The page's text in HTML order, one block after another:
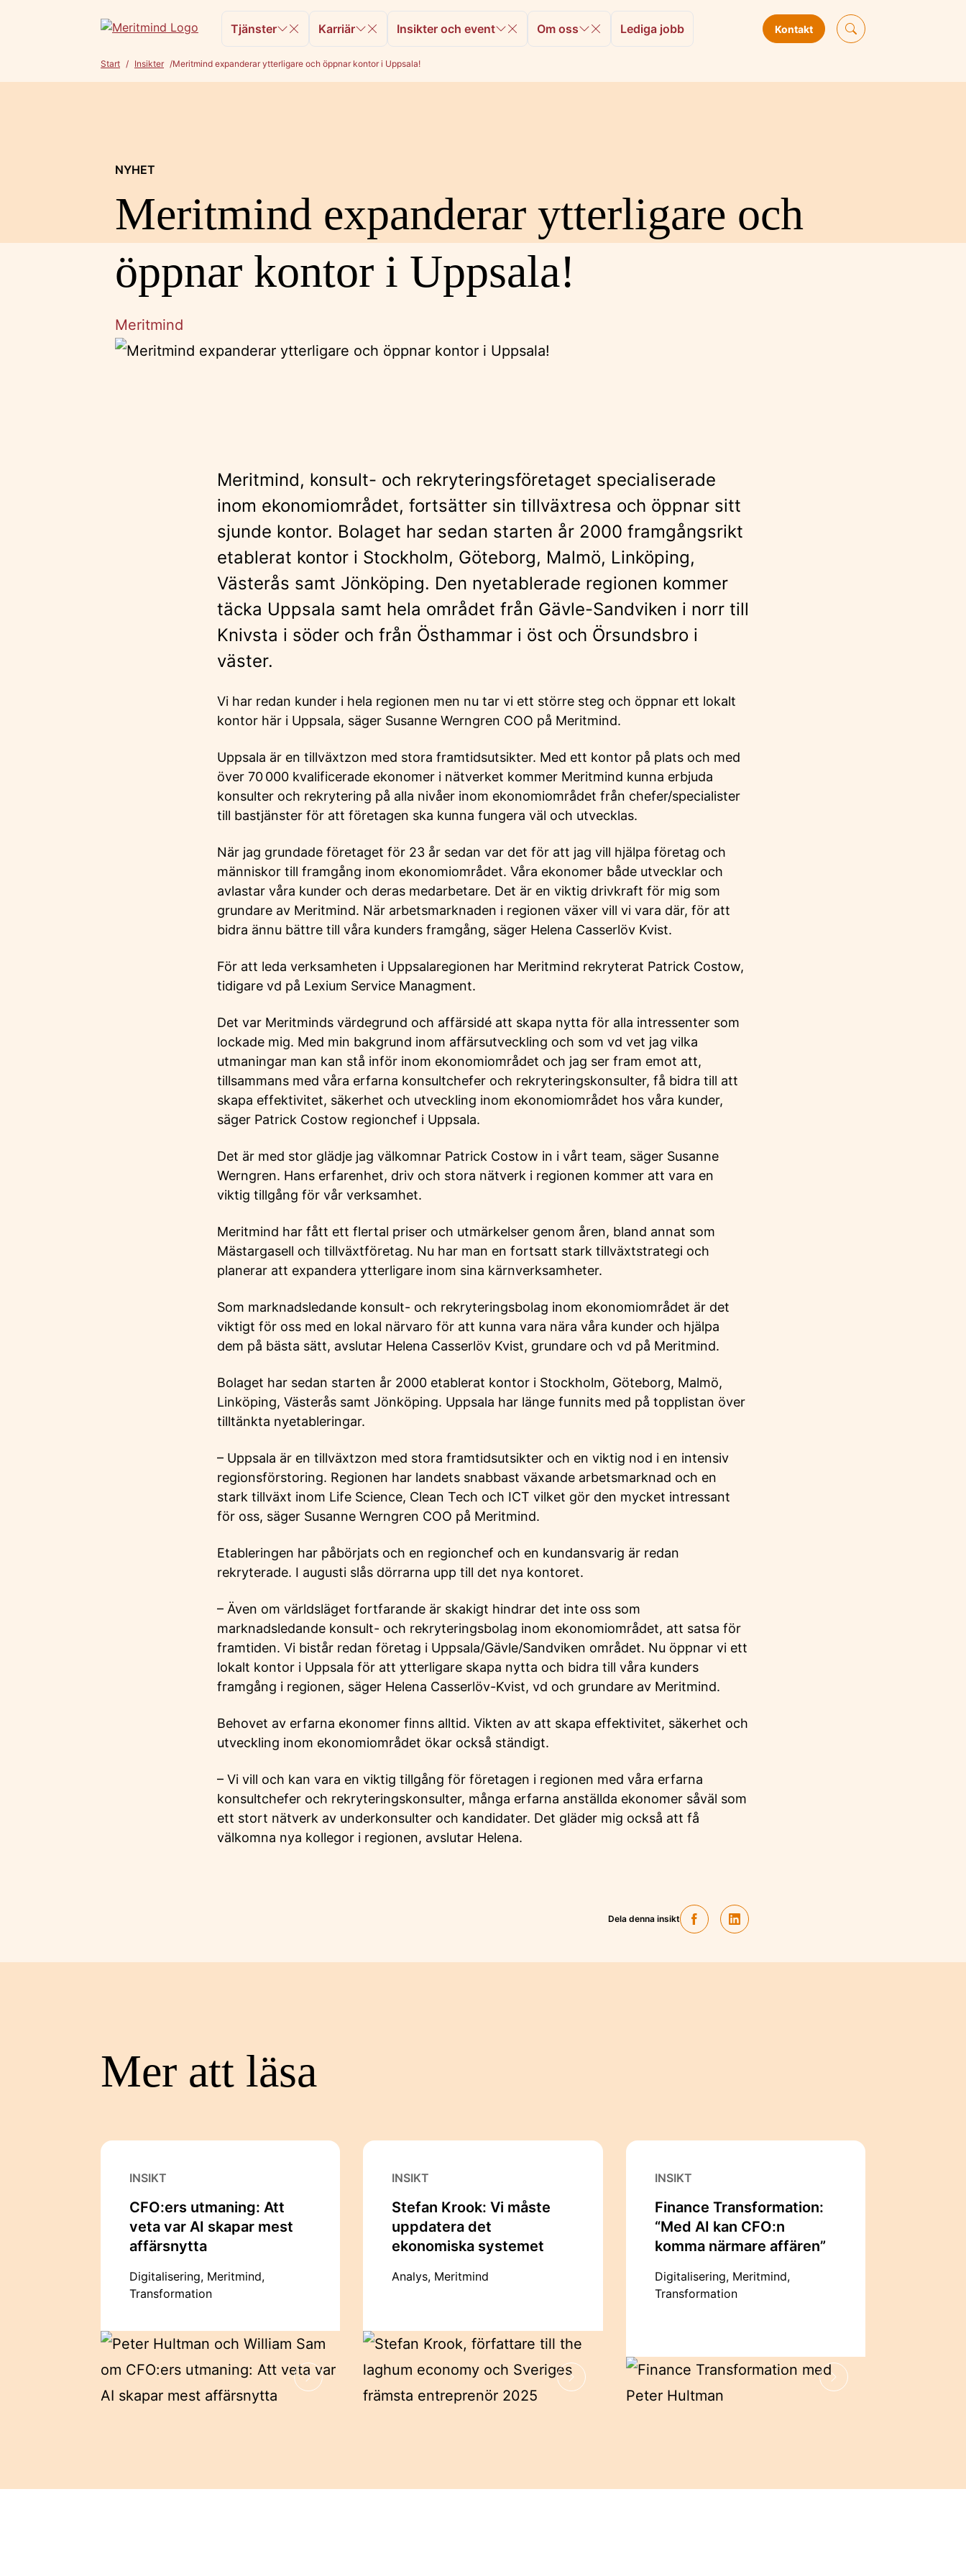
Hem
Tjänster Karriär Insikter och event Om oss Lediga jobb Kontakt
Start / Insikter /Meritmind expanderar ytterligare och öppnar kontor i Uppsala!
NYHET
Meritmind expanderar ytterligare och
öppnar kontor i Uppsala!
Meritmind
Meritmind, konsult- och rekryteringsföretaget specialiserade
inom ekonomiområdet, fortsätter sin tillväxtresa och öppnar sitt
sjunde kontor. Bolaget har sedan starten år 2000 framgångsrikt
etablerat kontor i Stockholm, Göteborg, Malmö, Linköping,
Västerås samt Jönköping. Den nyetablerade regionen kommer
täcka Uppsala samt hela området från Gävle-Sandviken i norr till
Knivsta i söder och från Östhammar i öst och Örsundsbro i
väster.
Vi har redan kunder i hela regionen men nu tar vi ett större steg och öppnar ett lokalt
kontor här i Uppsala, säger Susanne Werngren COO på Meritmind.
Uppsala är en tillväxtzon med stora framtidsutsikter. Med ett kontor på plats och med
över 70 000 kvalificerade ekonomer i nätverket kommer Meritmind kunna erbjuda
konsulter och rekrytering på alla nivåer inom ekonomiområdet från chefer/specialister
till bastjänster för att företagen ska kunna fungera väl och utvecklas.
När jag grundade företaget för 23 år sedan var det för att jag vill hjälpa företag och
människor till framgång inom ekonomiområdet. Våra ekonomer både utvecklar och
avlastar våra kunder och deras medarbetare. Det är en viktig drivkraft för mig som
grundare av Meritmind. När arbetsmarknaden i regionen växer vill vi vara där, för att
bidra ännu bättre till våra kunders framgång, säger Helena Casserlöv Kvist.
För att leda verksamheten i Uppsalaregionen har Meritmind rekryterat Patrick Costow,
tidigare vd på Lexium Service Managment.
Det var Meritminds värdegrund och affärsidé att skapa nytta för alla intressenter som
lockade mig. Med min bakgrund inom affärsutveckling och som vd vet jag vilka
utmaningar man kan stå inför inom ekonomiområdet och jag ser fram emot att,
tillsammans med våra erfarna konsultchefer och rekryteringskonsulter, få bidra till att
skapa effektivitet, säkerhet och utveckling inom ekonomiområdet hos våra kunder,
säger Patrick Costow regionchef i Uppsala.
Det är med stor glädje jag välkomnar Patrick Costow in i vårt team, säger Susanne
Werngren. Hans erfarenhet, driv och stora nätverk i regionen kommer att vara en
viktig tillgång för vår verksamhet.
Meritmind har fått ett flertal priser och utmärkelser genom åren, bland annat som
Mästargasell och tillväxtföretag. Nu har man en fortsatt stark tillväxtstrategi och
planerar att expandera ytterligare inom sina kärnverksamheter.
Som marknadsledande konsult- och rekryteringsbolag inom ekonomiområdet är det
viktigt för oss med en lokal närvaro för att kunna vara nära våra kunder och hjälpa
dem på bästa sätt, avslutar Helena Casserlöv Kvist, grundare och vd på Meritmind.
Bolaget har sedan starten år 2000 etablerat kontor i Stockholm, Göteborg, Malmö,
Linköping, Västerås samt Jönköping. Uppsala har länge funnits med på topplistan över
tilltänkta nyetableringar.
– Uppsala är en tillväxtzon med stora framtidsutsikter och en viktig nod i en intensiv
regionsförstoring. Regionen har landets snabbast växande arbetsmarknad och en
stark tillväxt inom Life Science, Clean Tech och ICT vilket gör den mycket intressant
för oss, säger Susanne Werngren COO på Meritmind.
Etableringen har påbörjats och en regionchef och en kundansvarig är redan
rekryterade. I augusti slås dörrarna upp till det nya kontoret.
– Även om världsläget fortfarande är skakigt hindrar det inte oss som
marknadsledande konsult- och rekryteringsbolag inom ekonomiområdet, att satsa för
framtiden. Vi bistår redan företag i Uppsala/Gävle/Sandviken området. Nu öppnar vi ett
lokalt kontor i Uppsala för att ytterligare skapa nytta och bidra till våra kunders
framgång i regionen, säger Helena Casserlöv-Kvist, vd och grundare av Meritmind.
Behovet av erfarna ekonomer finns alltid. Vikten av att skapa effektivitet, säkerhet och
utveckling inom ekonomiområdet ökar också ständigt.
– Vi vill och kan vara en viktig tillgång för företagen i regionen med våra erfarna
konsultchefer och rekryteringskonsulter, många erfarna anställda ekonomer såväl som
ett stort nätverk av underkonsulter och kandidater. Det gläder mig också att få
välkomna nya kollegor i regionen, avslutar Helena.
Dela denna insikt
FacebookLinkedin
Mer att läsa
INSIKT
CFO:ers utmaning: Att
veta var AI skapar mest
affärsnytta
Digitalisering, Meritmind,
Transformation
INSIKT
Stefan Krook: Vi måste
uppdatera det
ekonomiska systemet
Analys, Meritmind
INSIKT
Finance Transformation:
“Med AI kan CFO:n
komma närmare affären”
Digitalisering, Meritmind,
Transformation